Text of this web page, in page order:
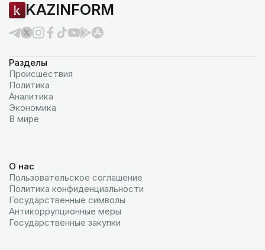
KAZINFORM
Разделы
Происшествия
Политика
Аналитика
Экономика
В мире
О нас
Пользовательское соглашение
Политика конфиденциальности
Государственные символы
Антикоррупционные меры
Государственные закупки